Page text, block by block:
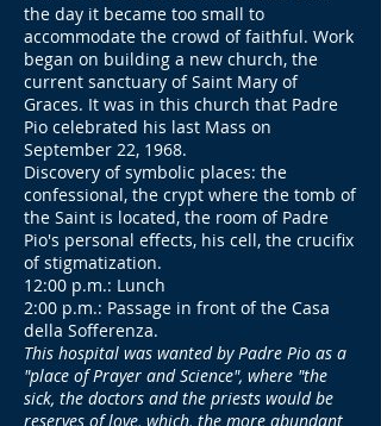
the day it became too small to
accommodate the crowd of faithful. Work
began on building a new church, the
current sanctuary of Saint Mary of
Graces. It was in this church that Padre
Pio celebrated his last Mass on
September 22, 1968.
Discovery of symbolic places: the
confessional, the crypt where the tomb of
the Saint is located, the room of Padre
Pio's personal effects, his cell, the crucifix
of stigmatization.
12:00 p.m.: Lunch
2:00 p.m.: Passage in front of the Casa
della Sofferenza.
This hospital was wanted by Padre Pio as a
"place of Prayer and Science", where "the
sick, the doctors and the priests would be
reserves of love, which, the more abundant